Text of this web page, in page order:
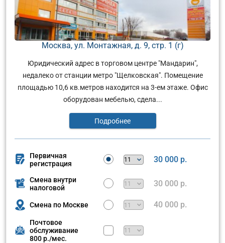
Москва, ул. Монтажная, д. 9, стр. 1 (г)
Юридический адрес в торговом центре "Мандарин",
недалеко от станции метро "Щелковская". Помещение
площадью 10,6 кв.метров находится на 3-ем этаже. Офис
оборудован мебелью, сдела...
Подробнее
Первичная
регистрация
30 000 р.
Смена внутри
налоговой
30 000 р.
Смена по Москве 40 000 р.
Почтовое
обслуживание
800 р./мес.